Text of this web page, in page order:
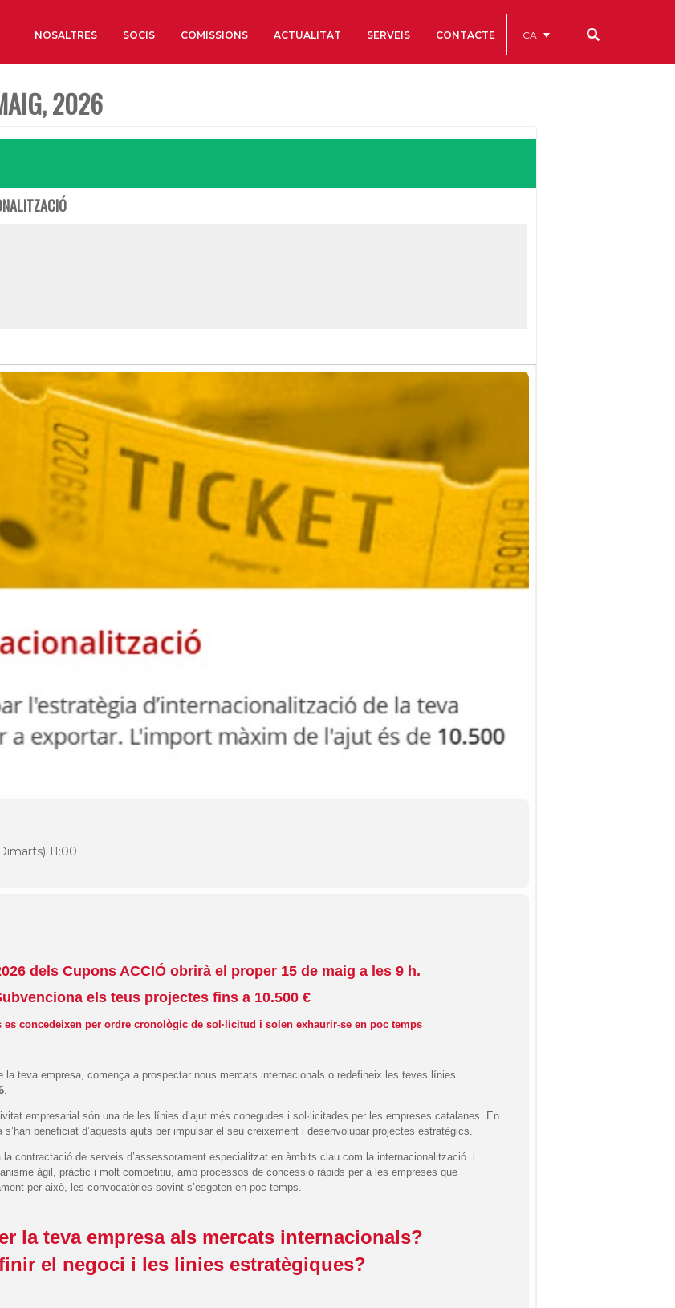
NOSALTRES
Galeria de Presidents
Biblioteca Arxiu
SOCIS COMISSIONS ACTUALITAT SERVEIS CONTACTE CA
2026
11:00
dels Cupons ACCIÓ obrirà el proper 15 de maig a les 9 h.
els teus projectes fins a 10.500 €
es concedeixen per ordre cronològic de sol·licitud i solen exhaurir-se en poc temps
la teva empresa, comença a prospectar nous mercats internacionals o redefineix les teves línies
.
empresarial són una de les línies d’ajut més conegudes i sol·licitades per les empreses catalanes. En
beneficiat d’aquests ajuts per impulsar el seu creixement i desenvolupar projectes estratègics.
contractació de serveis d’assessorament especialitzat en àmbits clau com la internacionalització i
àgil, pràctic i molt competitiu, amb processos de concessió ràpids per a les empreses que
per això, les convocatòries sovint s’esgoten en poc temps.
la teva empresa als mercats internacionals?
el negoci i les linies estratègiques?